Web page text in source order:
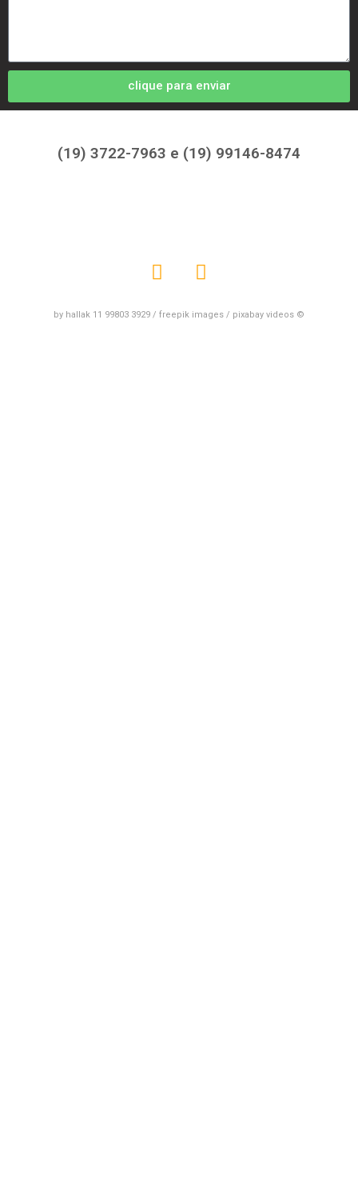
clique para enviar
(19) 3722-7963 e (19) 99146-8474
by hallak 11 99803 3929 / freepik images / pixabay videos ©